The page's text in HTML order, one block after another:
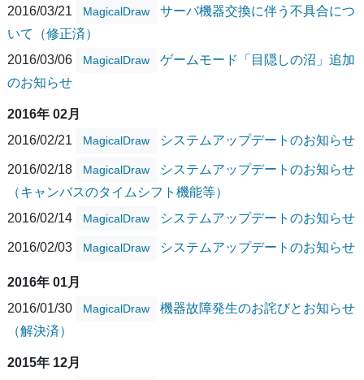
2016/03/21
MagicalDraw
サーバ機器交換に伴う不具合につ
いて（修正済）
2016/03/06
MagicalDraw
ゲームモード「目隠しの沼」追加
のお知らせ
2016年 02月
2016/02/21
MagicalDraw システムアップデートのお知らせ
2016/02/18 MagicalDraw
システムアップデートのお知らせ
（キャンバスのタイムシフト機能等）
2016/02/14
MagicalDraw システムアップデートのお知らせ
2016/02/03 MagicalDraw システムアップデートのお知らせ
2016年 01月
2016/01/30
MagicalDraw
機器故障発生のお詫びとお知らせ
（解決済）
2015年 12月